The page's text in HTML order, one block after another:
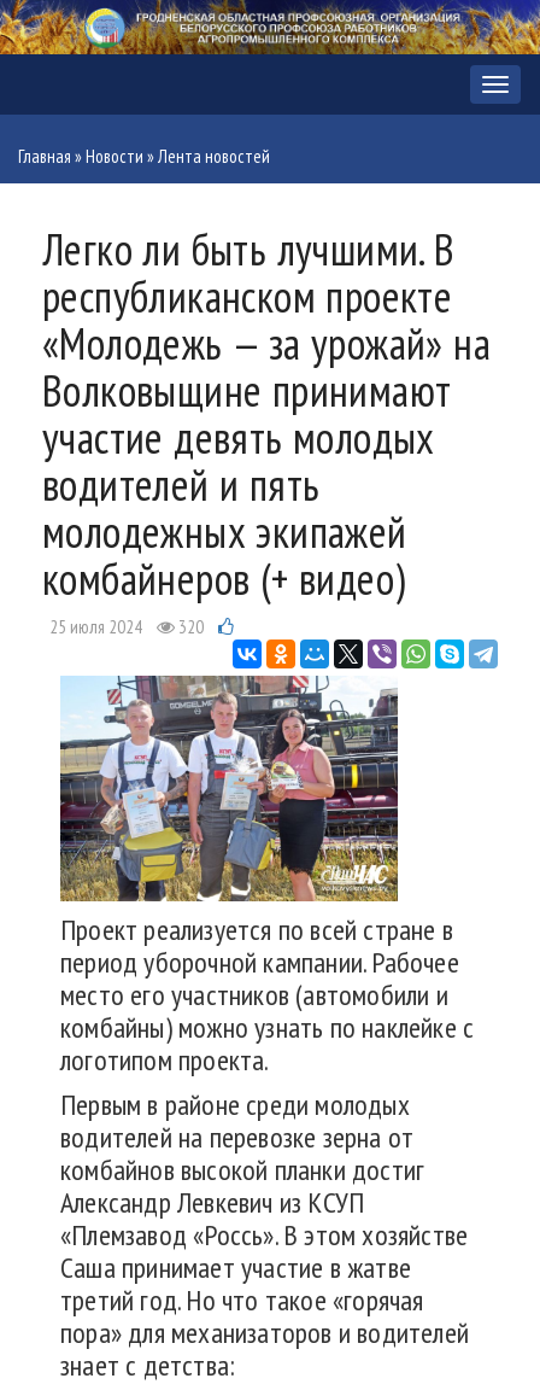
Меню
Главная »Новости »Лента новостей
Легко ли быть лучшими. В
республиканском проекте
«Молодежь — за урожай» на
Волковыщине принимают
участие девять молодых
водителей и пять
молодежных экипажей
комбайнеров (+ видео)
25 июля 2024 320
Проект реализуется по всей стране в
период уборочной кампании. Рабочее
место его участников (автомобили и
комбайны) можно узнать по наклейке с
логотипом проекта.
Первым в районе среди молодых
водителей на перевозке зерна от
комбайнов высокой планки достиг
Александр Левкевич из КСУП
«Племзавод «Россь». В этом хозяйстве
Саша принимает участие в жатве
третий год. Но что такое «горячая
пора» для механизаторов и водителей
знает с детства: